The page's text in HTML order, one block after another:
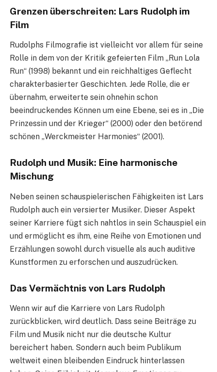
Grenzen überschreiten: Lars Rudolph im
Film
Rudolphs Filmografie ist vielleicht vor allem für seine
Rolle in dem von der Kritik gefeierten Film „Run Lola
Run“ (1998) bekannt und ein reichhaltiges Geflecht
charakterbasierter Geschichten. Jede Rolle, die er
übernahm, erweiterte sein ohnehin schon
beeindruckendes Können um eine Ebene, sei es in „Die
Prinzessin und der Krieger“ (2000) oder den betörend
schönen „Werckmeister Harmonies“ (2001).
Rudolph und Musik: Eine harmonische
Mischung
Neben seinen schauspielerischen Fähigkeiten ist Lars
Rudolph auch ein versierter Musiker. Dieser Aspekt
seiner Karriere fügt sich nahtlos in sein Schauspiel ein
und ermöglicht es ihm, eine Reihe von Emotionen und
Erzählungen sowohl durch visuelle als auch auditive
Kunstformen zu erforschen und auszudrücken.
Das Vermächtnis von Lars Rudolph
Wenn wir auf die Karriere von Lars Rudolph
zurückblicken, wird deutlich. Dass seine Beiträge zu
Film und Musik nicht nur die deutsche Kultur
bereichert haben. Sondern auch beim Publikum
weltweit einen bleibenden Eindruck hinterlassen